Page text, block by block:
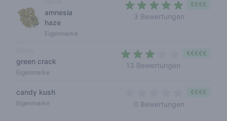
amnesia
haze
Eigenmarke
3 Bewertungen
€€€€
green crack
Eigenmarke
13 Bewertungen
€€€€€
candy kush
Eigenmarke 0 Bewertungen
€€€€